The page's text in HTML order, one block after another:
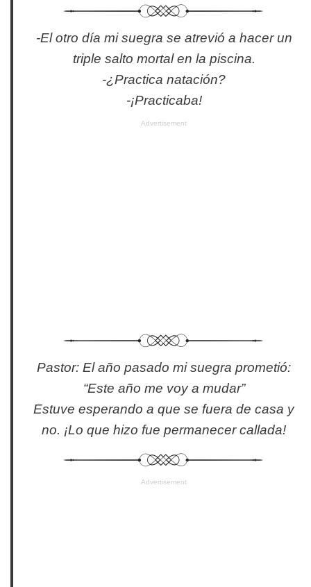
-El otro día mi suegra se atrevió a hacer un
triple salto mortal en la piscina.
-¿Practica natación?
-¡Practicaba!
Advertisement
Pastor: El año pasado mi suegra prometió:
“Este año me voy a mudar”
Estuve esperando a que se fuera de casa y
no. ¡Lo que hizo fue permanecer callada!
Advertisement